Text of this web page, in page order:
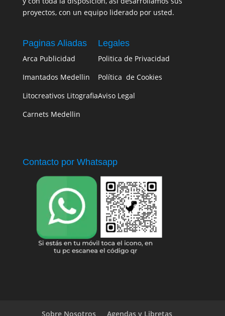
proyectos, con un equipo liderado por usted.
Paginas Aliadas
Arca Publicidad
Imantados Medellin
Litocreativos Litografia
Carnets Medellin
Legales
Politica de Privacidad
Política de Cookies
Aviso Legal
Contacto por Whatsapp
Sobre Nosotros Agendas y Libretas